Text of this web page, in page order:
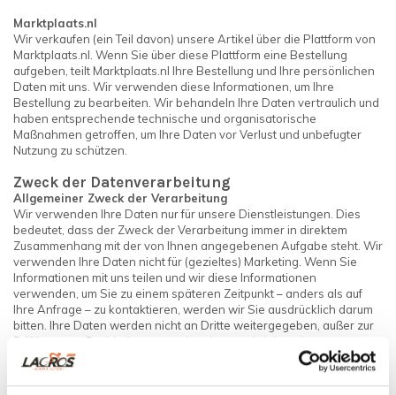
Marktplaats.nl
Wir verkaufen (ein Teil davon) unsere Artikel über die Plattform von
Marktplaats.nl. Wenn Sie über diese Plattform eine Bestellung
aufgeben, teilt Marktplaats.nl Ihre Bestellung und Ihre persönlichen
Daten mit uns. Wir verwenden diese Informationen, um Ihre
Bestellung zu bearbeiten. Wir behandeln Ihre Daten vertraulich und
haben entsprechende technische und organisatorische
Maßnahmen getroffen, um Ihre Daten vor Verlust und unbefugter
Nutzung zu schützen.
Zweck der Datenverarbeitung
Allgemeiner Zweck der Verarbeitung
Wir verwenden Ihre Daten nur für unsere Dienstleistungen. Dies
bedeutet, dass der Zweck der Verarbeitung immer in direktem
Zusammenhang mit der von Ihnen angegebenen Aufgabe steht. Wir
verwenden Ihre Daten nicht für (gezieltes) Marketing. Wenn Sie
Informationen mit uns teilen und wir diese Informationen
verwenden, um Sie zu einem späteren Zeitpunkt – anders als auf
Ihre Anfrage – zu kontaktieren, werden wir Sie ausdrücklich darum
bitten. Ihre Daten werden nicht an Dritte weitergegeben, außer zur
Erfüllung von Buchhaltungs- und anderen administrativen
Verpflichtungen. Diese Dritten wurden alle auf der Grundlage der
Vereinbarung zwischen ihnen und uns oder eines Eides oder einer
gesetzlichen Verpflichtung vertraulich behandelt.